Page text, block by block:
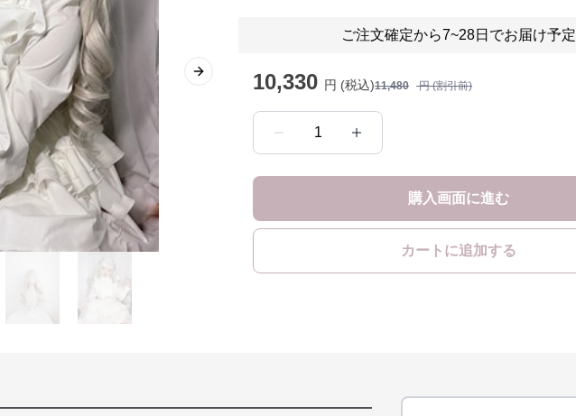
Next slide
ご注文確定から7~28日でお届け予定
10,330 円 (税込)11,480 円 (割引前)
1
購入画面に進む
カートに追加する